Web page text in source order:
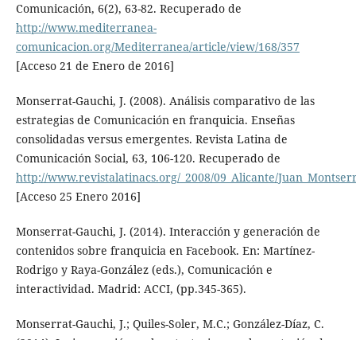
Comunicación, 6(2), 63-82. Recuperado de
http://www.mediterranea-
comunicacion.org/Mediterranea/article/view/168/357
[Acceso 21 de Enero de 2016]
Monserrat-Gauchi, J. (2008). Análisis comparativo de las
estrategias de Comunicación en franquicia. Enseñas
consolidadas versus emergentes. Revista Latina de
Comunicación Social, 63, 106-120. Recuperado de
http://www.revistalatinacs.org/_2008/09_Alicante/
[Acceso 25 Enero 2016]
Monserrat-Gauchi, J. (2014). Interacción y generación de
contenidos sobre franquicia en Facebook. En: Martínez-
Rodrigo y Raya-González (eds.), Comunicación e
interactividad. Madrid: ACCI, (pp.345-365).
Monserrat-Gauchi, J.; Quiles-Soler, M.C.; González-Díaz, C.